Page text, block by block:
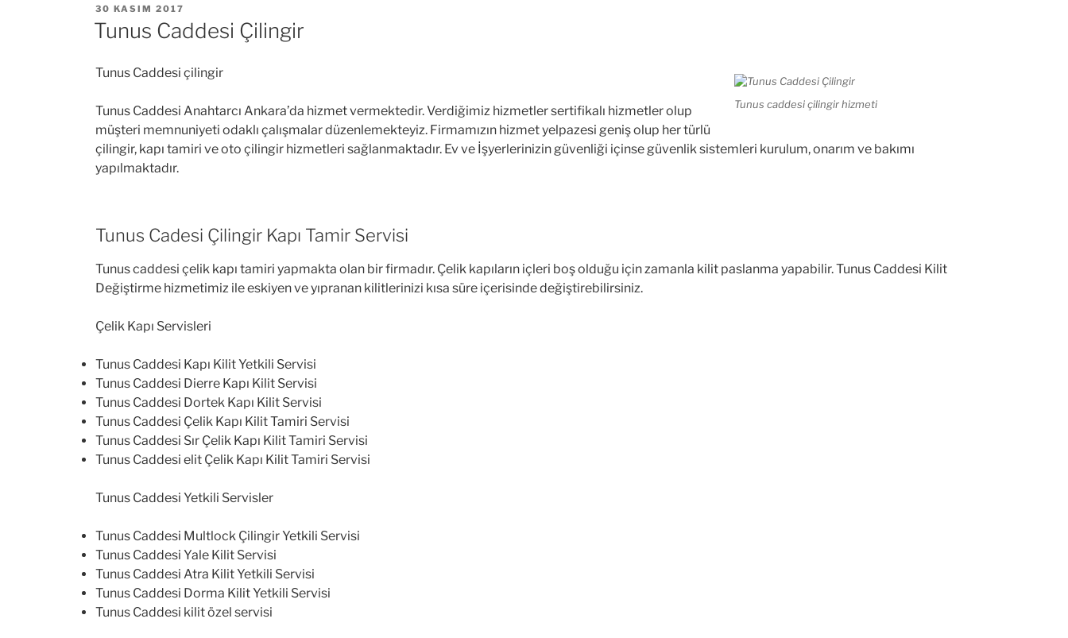
YAYIM
TARIHI
30 KASIM 2017
Tunus Caddesi Çilingir
Tunus caddesi çilingir hizmeti
Tunus Caddesi çilingir
Tunus Caddesi Anahtarcı Ankara’da hizmet vermektedir. Verdiğimiz hizmetler sertifikalı hizmetler olup
müşteri memnuniyeti odaklı çalışmalar düzenlemekteyiz. Firmamızın hizmet yelpazesi geniş olup her türlü
çilingir, kapı tamiri ve oto çilingir hizmetleri sağlanmaktadır. Ev ve İşyerlerinizin güvenliği içinse güvenlik sistemleri kurulum, onarım ve bakımı
yapılmaktadır.
Tunus Cadesi Çilingir Kapı Tamir Servisi
Tunus caddesi çelik kapı tamiri yapmakta olan bir firmadır. Çelik kapıların içleri boş olduğu için zamanla kilit paslanma yapabilir. Tunus Caddesi Kilit
Değiştirme hizmetimiz ile eskiyen ve yıpranan kilitlerinizi kısa süre içerisinde değiştirebilirsiniz.
Çelik Kapı Servisleri
Tunus Caddesi Kapı Kilit Yetkili Servisi
Tunus Caddesi Dierre Kapı Kilit Servisi
Tunus Caddesi Dortek Kapı Kilit Servisi
Tunus Caddesi Çelik Kapı Kilit Tamiri Servisi
Tunus Caddesi Sır Çelik Kapı Kilit Tamiri Servisi
Tunus Caddesi elit Çelik Kapı Kilit Tamiri Servisi
Tunus Caddesi Yetkili Servisler
Tunus Caddesi Multlock Çilingir Yetkili Servisi
Tunus Caddesi Yale Kilit Servisi
Tunus Caddesi Atra Kilit Yetkili Servisi
Tunus Caddesi Dorma Kilit Yetkili Servisi
Tunus Caddesi kilit özel servisi